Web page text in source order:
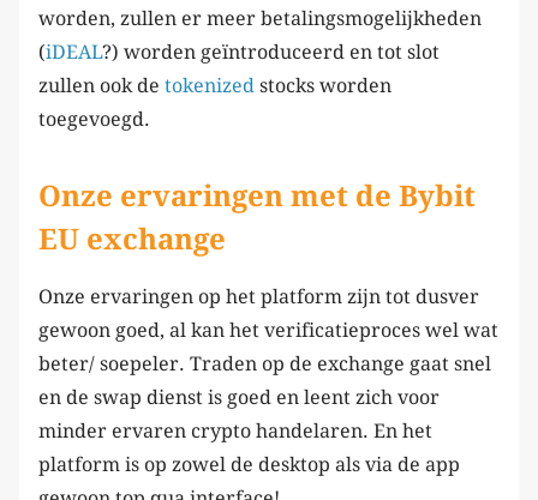
worden, zullen er meer betalingsmogelijkheden
(iDEAL?) worden geïntroduceerd en tot slot
zullen ook de tokenized stocks worden
toegevoegd.
Onze ervaringen met de Bybit
EU exchange
Onze ervaringen op het platform zijn tot dusver
gewoon goed, al kan het verificatieproces wel wat
beter/ soepeler. Traden op de exchange gaat snel
en de swap dienst is goed en leent zich voor
minder ervaren crypto handelaren. En het
platform is op zowel de desktop als via de app